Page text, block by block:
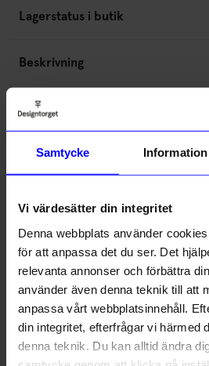
Samtycke Information
Vi värdesätter din integritet
Denna webbplats använder
för att anpassa det du ser. Det
relevanta annonser och förbättra
använder även denna teknik till att
anpassa vårt webbplatsinnehåll.
din integritet, efterfrågar vi härmed
denna teknik. Du kan alltid ändra
Lagerstatus i butik
Beskrivning
Information
Om tillverkaren
Liknande